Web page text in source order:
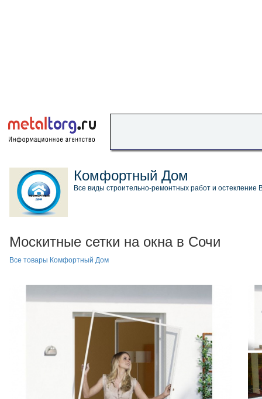
Комфортный Дом
Все виды строительно-ремонтных работ и остекление
Москитные сетки на окна в Сочи
Все товары Комфортный Дом